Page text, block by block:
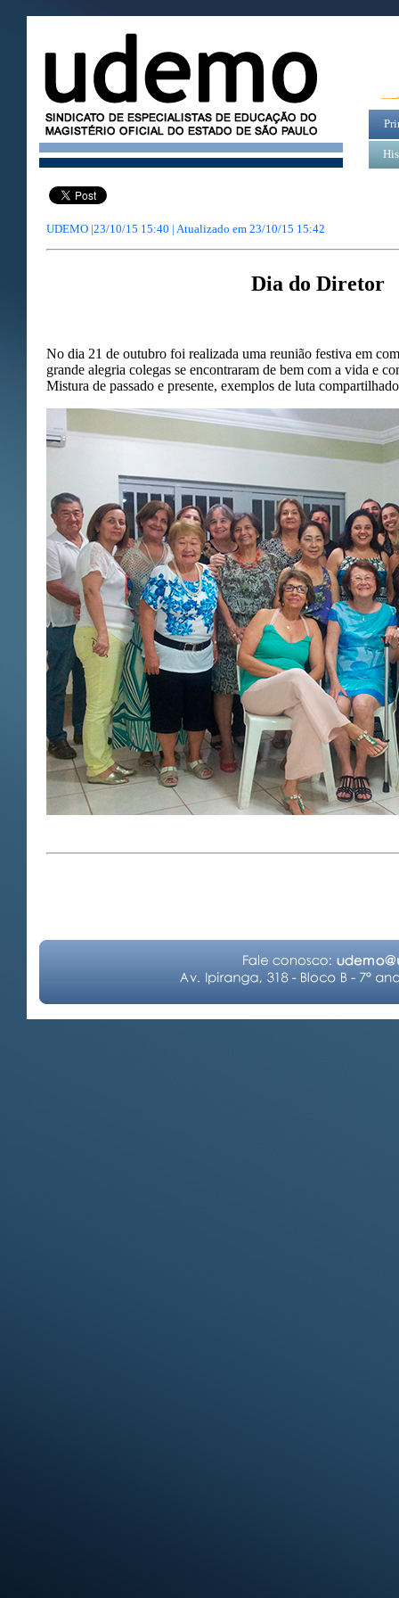
UDEMO |23/10/15 15:40 | Atualizado em 23/10/15 15:42
Dia do Diretor
No dia 21 de outubro foi realizada uma reunião festiva em
grande alegria colegas se encontraram de bem com a vida e
Mistura de passado e presente, exemplos de luta